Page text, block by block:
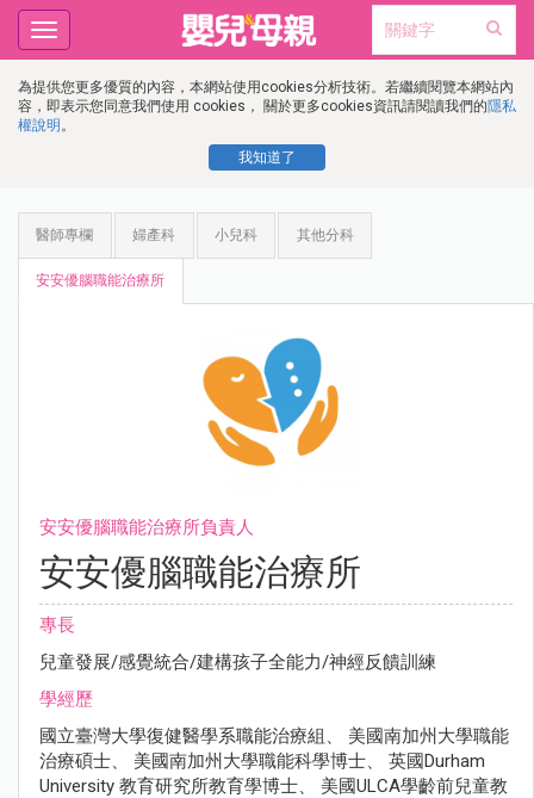
為提供您更多優質的內容，本網站使用cookies分析技術。若繼續閱覽本網站內
容，即表示您同意我們使用 cookies， 關於更多cookies資訊請閱讀我們的隱私
權說明 。
我知道了
Toggle
navigation
醫師專欄 婦產科 小兒科 其他分科
安安優腦職能治療所
安安優腦職能治療所負責人
安安優腦職能治療所
專長
兒童發展/感覺統合/建構孩子全能力/神經反饋訓練
學經歷
國立臺灣大學復健醫學系職能治療組、 美國南加州大學職能
治療碩士、 美國南加州大學職能科學博士、 英國Durham
University 教育研究所教育學博士、 美國ULCA學齡前兒童教